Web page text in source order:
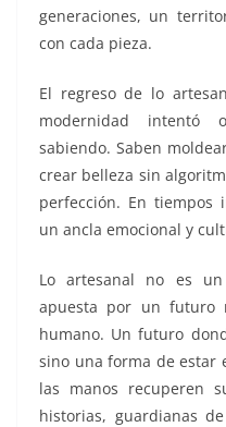
generaciones, un
con cada pieza.
El regreso de lo
modernidad intentó
sabiendo. Saben
crear belleza sin
perfección. En tiempos
un ancla emocional y
Lo artesanal no es
apuesta por un futuro
humano. Un futuro
sino una forma de estar
las manos recuperen
historias, guardianas